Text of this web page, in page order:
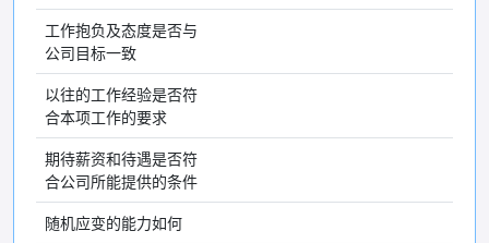
工作抱负及态度是否与
公司目标一致
以往的工作经验是否符
合本项工作的要求
期待薪资和待遇是否符
合公司所能提供的条件
随机应变的能力如何